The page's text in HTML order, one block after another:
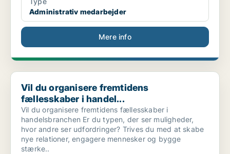
Administrativ medarbejder
Mere info
Vil du organisere fremtidens fællesskaber i handel...
Vil du organisere fremtidens
fællesskaber i handel...
Vil du organisere fremtidens fællesskaber i
handelsbranchen Er du typen, der ser muligheder,
hvor andre ser udfordringer? Trives du med at skabe
nye relationer, engagere mennesker og bygge
stærke..